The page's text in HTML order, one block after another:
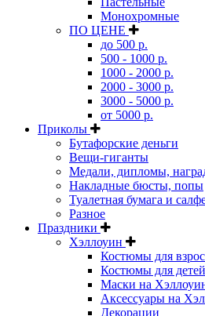
Монохромные
ПО ЦЕНЕ
до 500 р.
500 - 1000 р.
1000 - 2000 р.
2000 - 3000 р.
3000 - 5000 р.
от 5000 р.
Приколы
Бутафорские деньги
Вещи-гиганты
Медали, дипломы,
Накладные бюсты, попы
Туалетная бумага и
Разное
Праздники
Хэллоуин
Костюмы для
Костюмы для детей
Маски на
Аксессуары на
Декорации